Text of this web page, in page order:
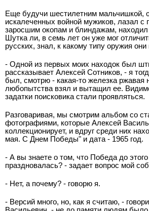
Еще будучи шестилетним мальчишкой,
искалеченных войной мужиков, лазал с
заросшим окопам и блиндажам, находил
Шутка ли, в семь лет он уже мог
русских, знал, к какому типу оружия
- Одной из первых моих находок был
рассказывает Алексей Сотников, - я
был, смотрю - какая-то железка ржавая
любопытства взял и вытащил ее.
задатки поисковика стали проявляться.
Разговаривая, мы смотрим альбом со
фотографиями, которые Алексей
коллекционирует, и вдруг среди них
мая. С Днем Победы" и дата - 1965 год.
- А вы знаете о том, что Победа до этого
праздновалась? - задает вопрос мой
- Нет, а почему? - говорю я.
- Версий много, но, как я считаю, -